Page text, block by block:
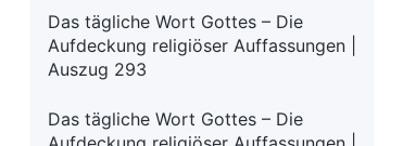
Das tägliche Wort Gottes – Die
Aufdeckung religiöser Auffassungen |
Auszug 293
Das tägliche Wort Gottes – Die